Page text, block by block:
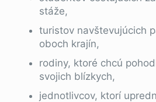
stáže,
turistov navštevujúcich
oboch krajín,
rodiny, ktoré chcú
svojich blízkych,
jednotlivcov, ktorí